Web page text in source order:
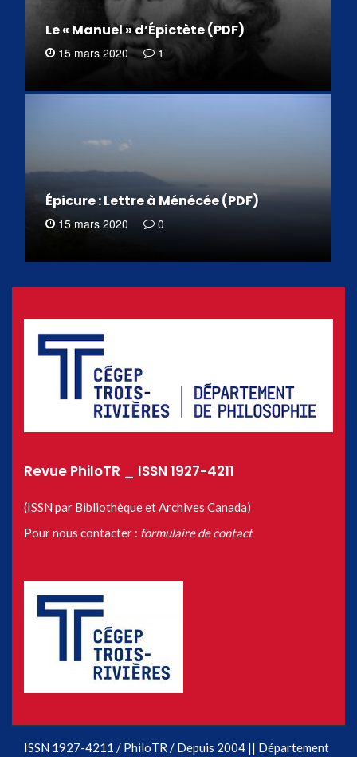
Le « Manuel » d’Épictète (PDF)
15 mars 2020 1
Épicure : Lettre à Ménécée (PDF)
15 mars 2020 0
Revue PhiloTR _ ISSN 1927-4211
(ISSN par Bibliothèque et Archives Canada)
Pour nous contacter : formulaire de contact
ISSN 1927-4211 / PhiloTR / Depuis 2004 || Département